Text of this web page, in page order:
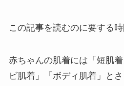
この記事を読むのに要する時
赤ちゃんの肌着には「短肌
ビ肌着」「ボディ肌着」と